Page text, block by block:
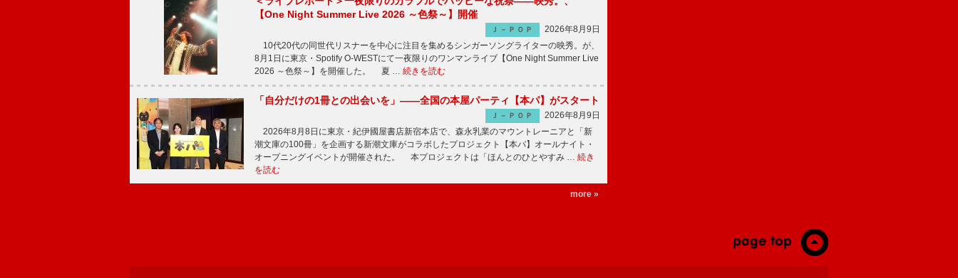
【One Night Summer Live 2026 ～色祭～】開催
Ｊ－ＰＯＰ
2026年8月9日
10代20代の同世代リスナーを中心に注目を集めるシンガーソングライターの映秀。が、
8月1日に東京・Spotify O-WESTにて一夜限りのワンマンライブ【One Night Summer Live
2026 ～色祭～】を開催した。 夏 … 続きを読む
「自分だけの1冊との出会いを」――全国の本屋パーティ【本パ】がスタート
Ｊ－ＰＯＰ
2026年8月9日
2026年8月8日に東京・紀伊國屋書店新宿本店で、森永乳業のマウントレーニアと「新
潮文庫の100冊」を企画する新潮文庫がコラボしたプロジェクト【本パ】オールナイト・
オープニングイベントが開催された。 本プロジェクトは「ほんとのひとやすみ … 続き
を読む
more »